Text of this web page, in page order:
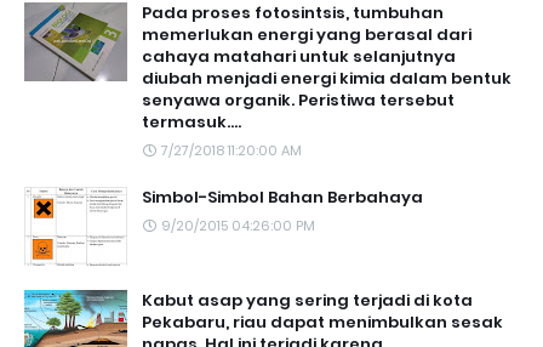
Pada proses fotosintsis, tumbuhan
memerlukan energi yang berasal dari
cahaya matahari untuk selanjutnya
diubah menjadi energi kimia dalam bentuk
senyawa organik. Peristiwa tersebut
termasuk....
7/27/2018 11:20:00 AM
Simbol-Simbol Bahan Berbahaya
9/20/2015 04:26:00 PM
Kabut asap yang sering terjadi di kota
Pekabaru, riau dapat menimbulkan sesak